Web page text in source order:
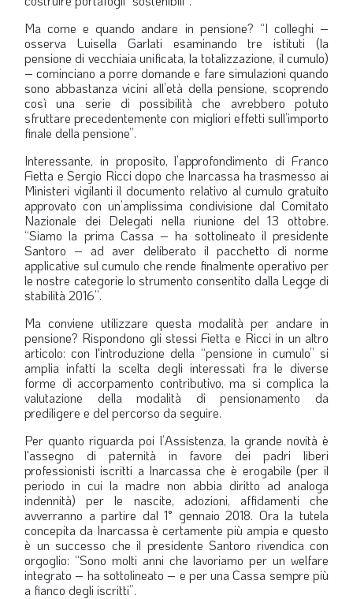
SPECIALE
CAMBIA NUMERO expand_more
Ma come e quando andare in pensione? “I colleghi –
osserva Luisella Garlati esaminando tre istituti (la
pensione di vecchiaia unificata, la totalizzazione, il cumulo)
– cominciano a porre domande e fare simulazioni quando
sono abbastanza vicini all’età della pensione, scoprendo
così una serie di possibilità che avrebbero potuto
sfruttare precedentemente con migliori effetti sull’importo
finale della pensione”.
Interessante, in proposito, l’approfondimento di Franco
Fietta e Sergio Ricci dopo che Inarcassa ha trasmesso ai
Ministeri vigilanti il documento relativo al cumulo gratuito
approvato con un’amplissima condivisione dal Comitato
Nazionale dei Delegati nella riunione del 13 ottobre.
“Siamo la prima Cassa – ha sottolineato il presidente
Santoro – ad aver deliberato il pacchetto di norme
applicative sul cumulo che rende finalmente operativo per
le nostre categorie lo strumento consentito dalla Legge di
stabilità 2016”.
Ma conviene utilizzare questa modalità per andare in
pensione? Rispondono gli stessiFietta e Ricci in un altro
articolo: con l'introduzione della “pensione in cumulo” si
amplia infatti la scelta degli interessati fra le diverse
forme di accorpamento contributivo, ma si complica la
valutazione della modalità di pensionamento da
prediligere e del percorso da seguire.
Per quanto riguarda poi l’Assistenza, la grande novità è
l'assegno di paternità in favore dei padri liberi
professionisti iscritti a Inarcassa che è erogabile (per il
periodo in cui la madre non abbia diritto ad analoga
indennità) per le nascite, adozioni, affidamenti che
avverranno a partire dal 1° gennaio 2018. Ora la tutela
concepita da Inarcassa è certamente più ampia e questo
è un successo che il presidente Santoro rivendica con
orgoglio: “Sono molti anni che lavoriamo per un welfare
integrato – ha sottolineato – e per una Cassa sempre più
a fianco degli iscritti”.